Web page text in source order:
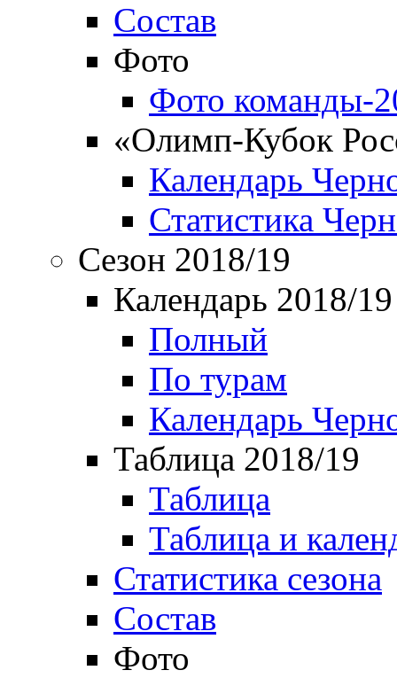
Состав
Фото
Фото команды-
«Олимп-Кубок
Календарь
Статистика
Сезон 2018/19
Календарь 2018/19
Полный
По турам
Календарь
Таблица 2018/19
Таблица
Таблица и
Статистика сезона
Состав
Фото